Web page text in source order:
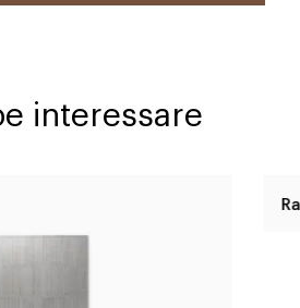
interessare